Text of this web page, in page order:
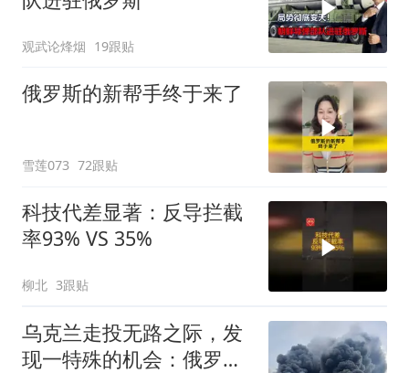
观武论烽烟 19跟贴
俄罗斯的新帮手终于来了
雪莲073 72跟贴
科技代差显著：反导拦截
率93% VS 35%
柳北 3跟贴
乌克兰走投无路之际，发
现一特殊的机会：俄罗斯